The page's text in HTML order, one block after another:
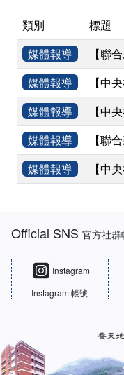
類別
標題
媒體報導
【聯
媒體報導
【中
媒體報導
【中
媒體報導
【聯
媒體報導
【中
Official SNS官方社群
Instagram
Instagram 帳號